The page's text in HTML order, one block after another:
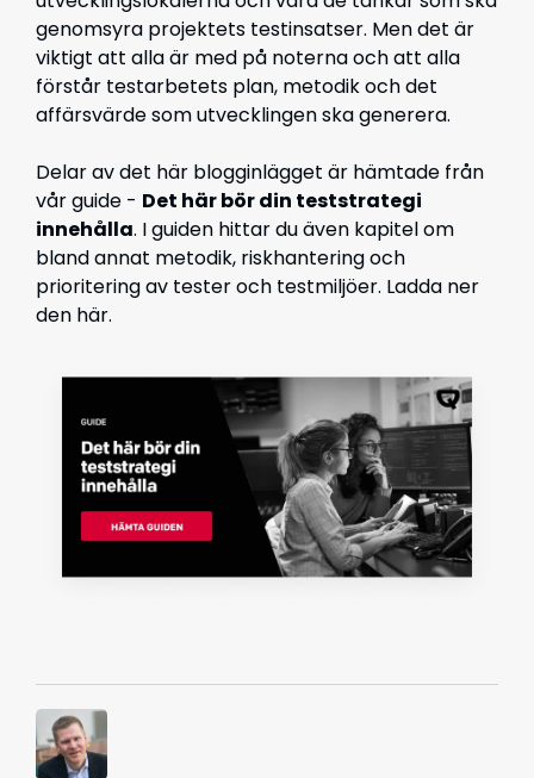
genomsyra projektets testinsatser. Men det är
viktigt att alla är med på noterna och att alla
förstår testarbetets plan, metodik och det
affärsvärde som utvecklingen ska generera.
Delar av det här blogginlägget är hämtade från
vår guide - Det här bör din teststrategi
innehålla. I guiden hittar du även kapitel om
bland annat metodik, riskhantering och
prioritering av tester och testmiljöer. Ladda ner
den här.